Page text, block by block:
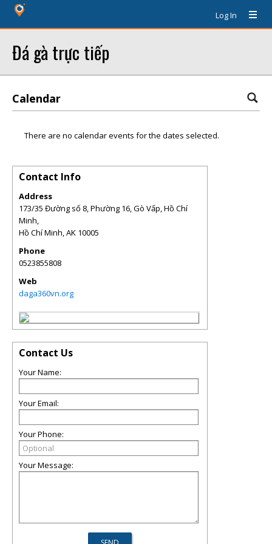
Log In
Đá gà trực tiếp
Calendar
There are no calendar events for the dates selected.
Contact Info
Address
173/35 Đường số 8, Phường 16, Gò Vấp, Hồ Chí
Minh,
Hồ Chí Minh,AK 10005
Phone
0523855808
Web
daga360vn.org
Contact Us
Your Name:
Your Email:
Your Phone:
Your Message: